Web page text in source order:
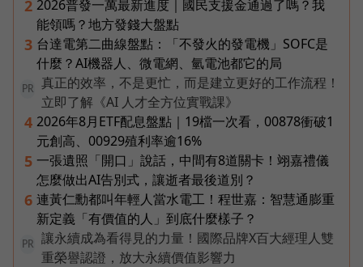
2 2026普發一萬最新進度｜國民支援金通過了嗎？我
能領嗎？地方發錢大盤點
3 台達電第二曲線盤點：「不發火的發電機」SOFC是
什麼？AI機器人、微電網、氫電池都它的局
PR
真正的效率，不是更忙，而是建立更好的工作流程！
立即了解《AI 人才全方位實戰課》
4 2026年8月ETF配息盤點｜19檔一次看，00878衝破1
元創高、00929殖利率逾16%
5 一張遺照「開口」說話，中間有8道關卡！翊嘉禮儀
怎麼做出AI告別式，讓逝者最後道別？
6 連黃仁勳都叫年輕人當水電工！程世嘉：智慧通膨重
新定義「有價值的人」到底什麼樣子？
PR
讓永續成為看得見的力量！國際品牌X百大經理人雙
重榮譽認證，放大永續價值影響力